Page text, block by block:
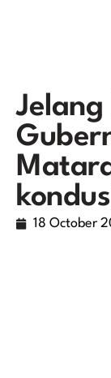
Jelang
18 October